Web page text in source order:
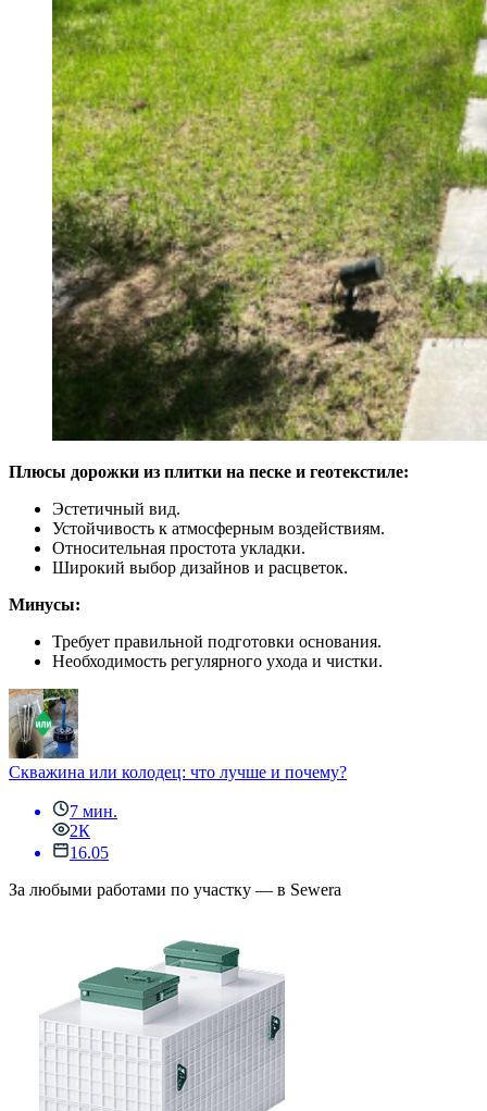
Плюсы дорожки из плитки на песке и геотекстиле:
Эстетичный вид.
Устойчивость к атмосферным воздействиям.
Относительная простота укладки.
Широкий выбор дизайнов и расцветок.
Минусы:
Требует правильной подготовки основания.
Необходимость регулярного ухода и чистки.
Скважина или колодец: что лучше и почему?
7 мин.
2К
16.05
За любыми работами по участку — в Sewera